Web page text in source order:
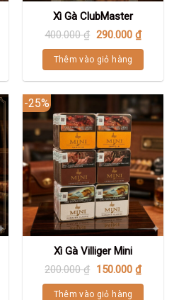
Xì Gà ClubMaster
400.000₫ 290.000 ₫
Thêm vào giỏ hàng
-25%
Xì Gà Villiger Mini
200.000₫ 150.000 ₫
Thêm vào giỏ hàng